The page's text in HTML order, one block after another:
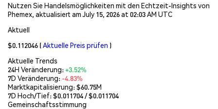
Nutzen Sie Handelsmöglichkeiten mit den Echtzeit-Insights von
Phemex, aktualisiert am July 15, 2026 at 02:03 AM UTC
Aktuell
$0.112046 (Aktuelle Preis prüfen )
Aktuelle Trends
24H Veränderung:+3.52%
7D Veränderung: -4.83%
Marktkapitalisierung:$60.75M
7D Hoch/Tief: $0.011704/ $0.011704
Gemeinschaftsstimmung